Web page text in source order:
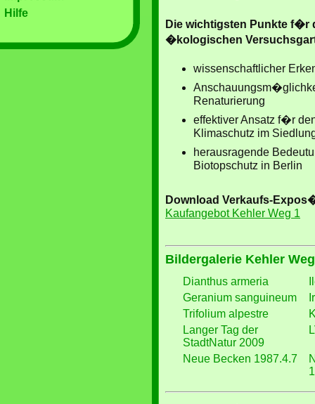
Hilfe
Die wichtigsten Punkte f�r
�kologischen
wissenschaftlicher
Renaturierung
effektiver Ansatz f�r
Klimaschutz im
herausragende
Biotopschutz in Berlin
Download Verkaufs-
Kaufangebot Kehler Weg 1
Bildergalerie Kehler
Dianthus armeria
Geranium sanguineum
Trifolium alpestre
Langer Tag der
StadtNatur 2009
Neue Becken 1987.4.7